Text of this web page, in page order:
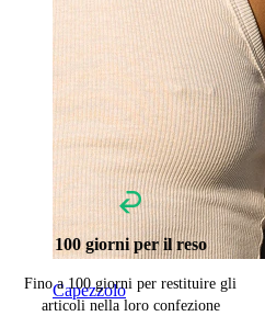
Capezzolo
100 giorni per il reso
Fino a 100 giorni per restituire gli
articoli nella loro confezione